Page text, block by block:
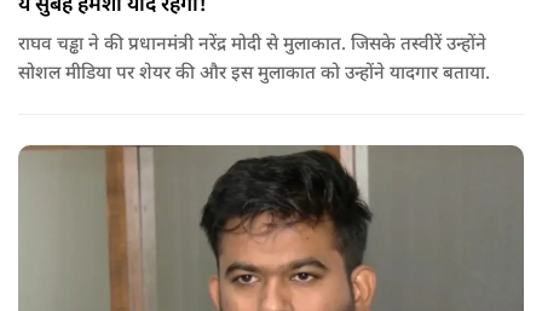
ये सुबह हमेशा याद रहेगी!
राघव चड्ढा ने की प्रधानमंत्री नरेंद्र मोदी से मुलाकात. जिसके तस्वीरें उन्होंने
सोशल मीडिया पर शेयर की और इस मुलाकात को उन्होंने यादगार बताया.